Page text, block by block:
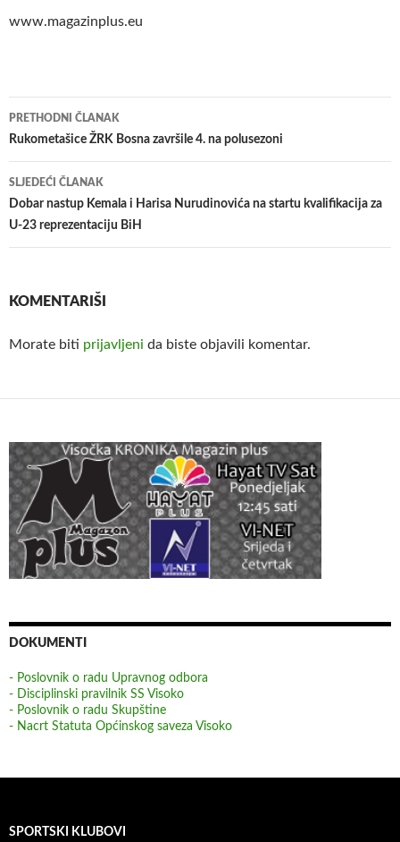
www.magazinplus.eu
Navigacija
članaka
PRETHODNI ČLANAK
Rukometašice ŽRK Bosna završile 4. na polusezoni
SLJEDEĆI ČLANAK
Dobar nastup Kemala i Harisa Nurudinovića na startu kvalifikacija za
U-23 reprezentaciju BiH
KOMENTARIŠI
Morate biti prijavljeni da biste objavili komentar.
DOKUMENTI
- Poslovnik o radu Upravnog odbora
- Disciplinski pravilnik SS Visoko
- Poslovnik o radu Skupštine
- Nacrt Statuta Općinskog saveza Visoko
SPORTSKI KLUBOVI